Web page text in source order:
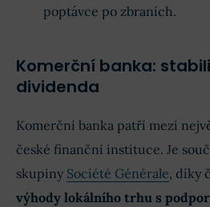
poptávce po zbraních.
Komerční banka:
dividenda
Komerční banka patří mezi
české finanční instituce. Je
skupiny Société Générale, díky
výhody lokálního trhu s